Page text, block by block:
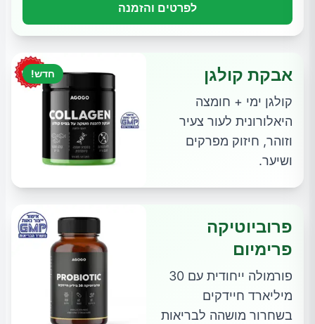
לפרטים והזמנה
חדש! אבקת קולגן
קולגן ימי + חומצה
היאלורונית לעור צעיר
וזוהר, חיזוק מפרקים
ושיער.
פרוביוטיקה
פרימיום
פורמולה ייחודית עם 30
מיליארד חיידקים
בשחרור מושהה לבריאות